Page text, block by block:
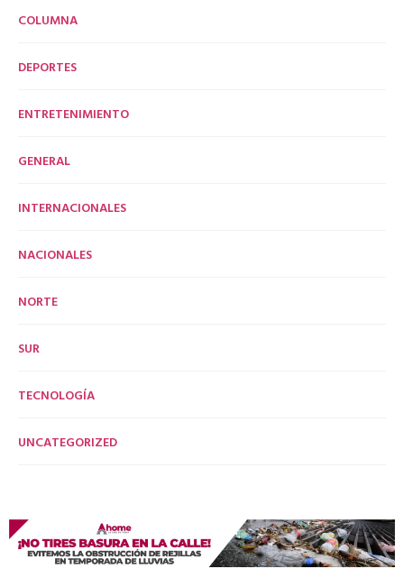
COLUMNA
DEPORTES
ENTRETENIMIENTO
GENERAL
INTERNACIONALES
NACIONALES
NORTE
SUR
TECNOLOGÍA
UNCATEGORIZED